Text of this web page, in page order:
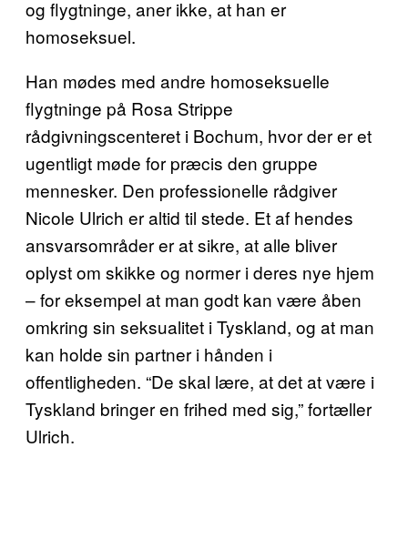
og flygtninge, aner ikke, at han er
homoseksuel.
Han mødes med andre homoseksuelle
flygtninge på Rosa Strippe
rådgivningscenteret i Bochum, hvor der er et
ugentligt møde for præcis den gruppe
mennesker. Den professionelle rådgiver
Nicole Ulrich er altid til stede. Et af hendes
ansvarsområder er at sikre, at alle bliver
oplyst om skikke og normer i deres nye hjem
– for eksempel at man godt kan være åben
omkring sin seksualitet i Tyskland, og at man
kan holde sin partner i hånden i
offentligheden. “De skal lære, at det at være i
Tyskland bringer en frihed med sig,” fortæller
Ulrich.